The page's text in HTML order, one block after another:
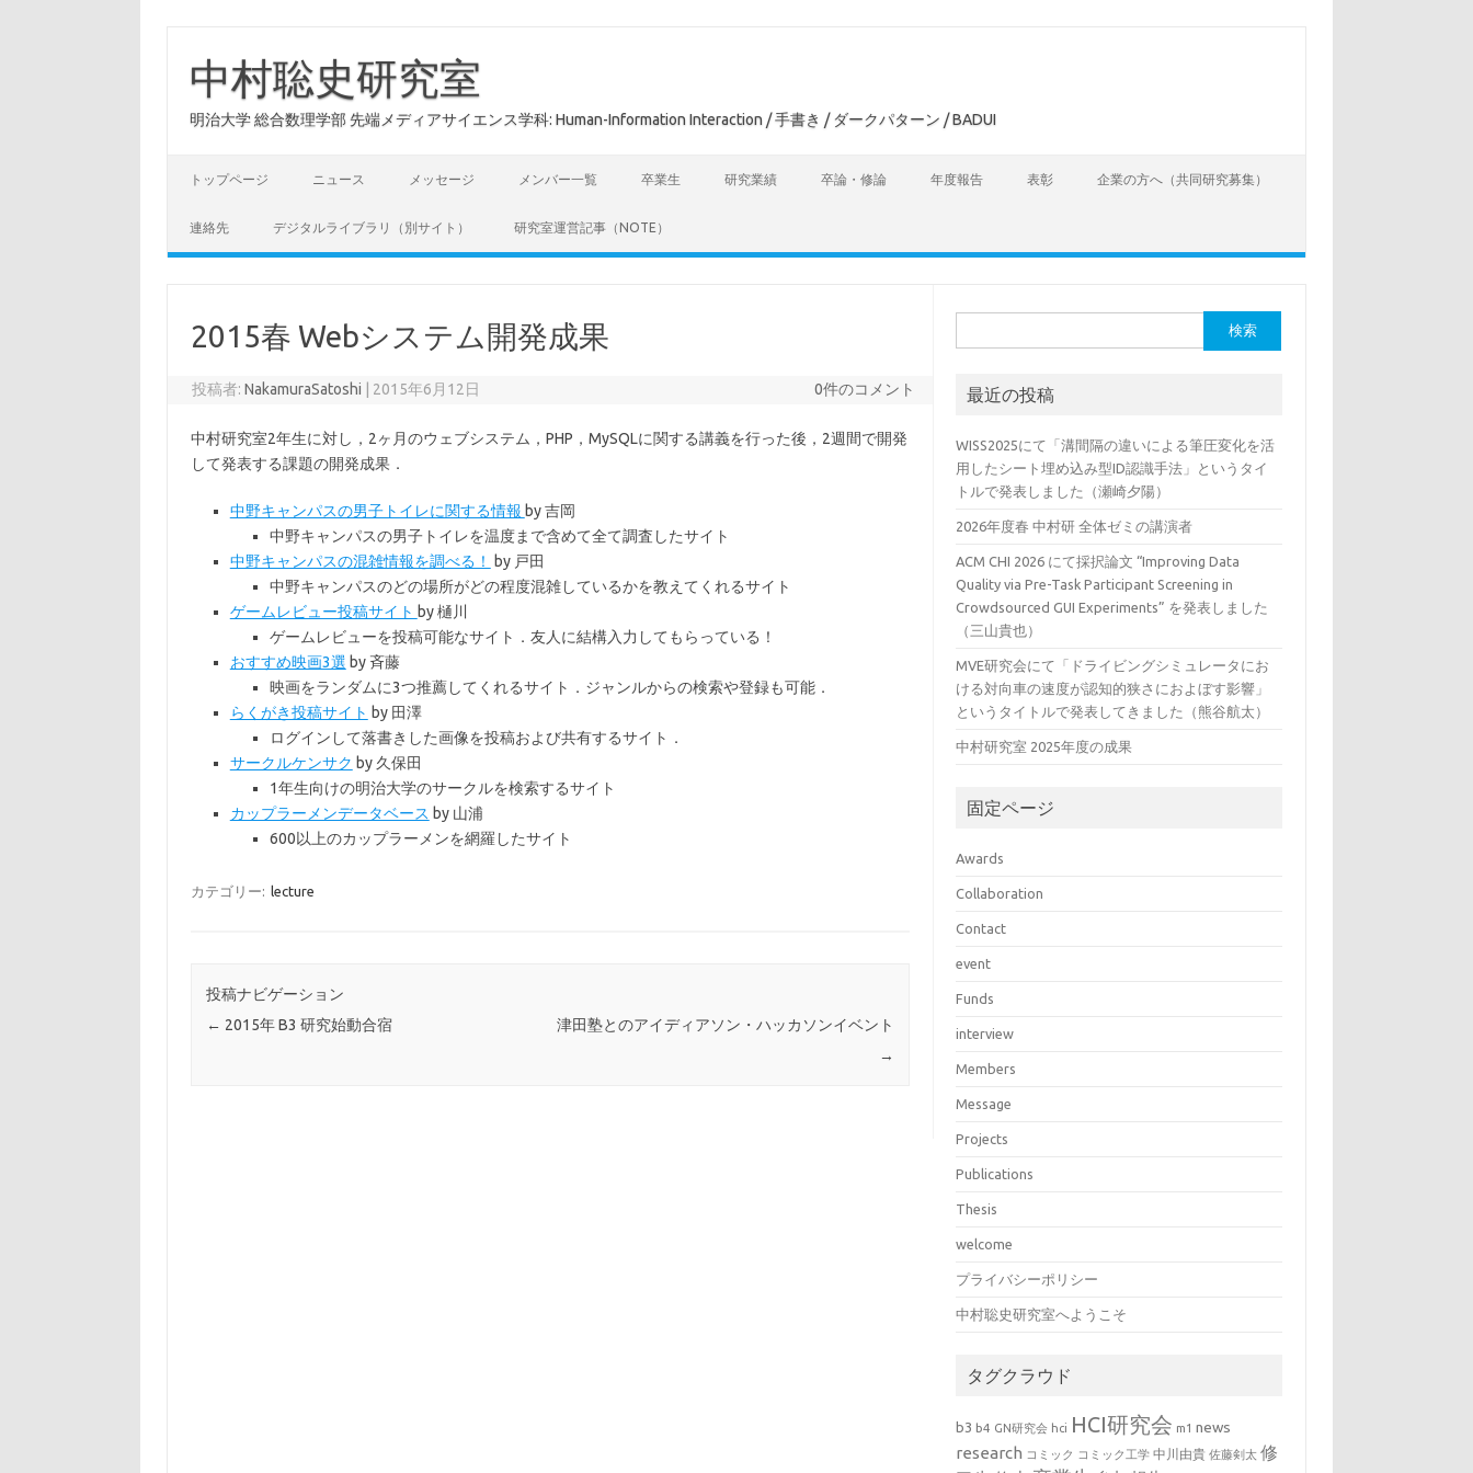
中村聡史研究室
明治大学 総合数理学部 先端メディアサイエンス学科: Human-Information Interaction / 手書き / ダークパターン / BADUI
トップページ ニュース メッセージ メンバー一覧 卒業生 研究業績 卒論・修論 年度報告 表彰 企業の方へ（共同研究募集）
連絡先 デジタルライブラリ（別サイト） 研究室運営記事（NOTE）
2015春 Webシステム開発成果
投稿者:NakamuraSatoshi 2015年6月12日 0件のコメント
中村研究室2年生に対し，2ヶ月のウェブシステム，PHP，MySQLに関する講義を行った後，2週間で開発
して発表する課題の開発成果．
中野キャンパスの男子トイレに関する情報 by 吉岡
中野キャンパスの男子トイレを温度まで含めて全て調査したサイト
中野キャンパスの混雑情報を調べる！
by 戸田
中野キャンパスのどの場所がどの程度混雑しているかを教えてくれるサイト
ゲームレビュー投稿サイト by 樋川
ゲームレビューを投稿可能なサイト．友人に結構入力してもらっている！
おすすめ映画3選 by 斉藤
映画をランダムに3つ推薦してくれるサイト．ジャンルからの検索や登録も可能．
らくがき投稿サイト by 田澤
ログインして落書きした画像を投稿および共有するサイト．
サークルケンサク by 久保田
1年生向けの明治大学のサークルを検索するサイト
カップラーメンデータベース by 山浦
600以上のカップラーメンを網羅したサイト
カテゴリー: lecture
投稿ナビゲーション
← 2015年 B3 研究始動合宿
津田塾とのアイディアソン・ハッカソンイベント
→
索:
最近の投稿
WISS2025にて「溝間隔の違いによる筆圧変化を活
用したシート埋め込み型ID認識手法」というタイ
トルで発表しました（瀬崎夕陽）
2026年度春 中村研 全体ゼミの講演者
ACM CHI 2026 にて採択論文 “Improving Data
Quality via Pre-Task Participant Screening in
Crowdsourced GUI Experiments” を発表しました
（三山貴也）
MVE研究会にて「ドライビングシミュレータにお
ける対向車の速度が認知的狭さにおよぼす影響」
というタイトルで発表してきました（熊谷航太）
中村研究室 2025年度の成果
固定ページ
Awards
Collaboration
Contact
event
Funds
interview
Members
Message
Projects
Publications
Thesis
welcome
プライバシーポリシー
中村聡史研究室へようこそ
タグクラウド
b3 b4 GN研究会 hci HCI研究会 m1 news
research コミック コミック工学 中川由貴 佐藤剣太 修